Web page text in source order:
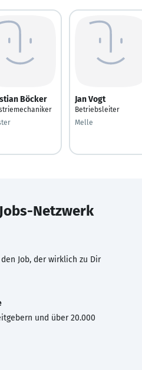
Böcker Jan Vogt
Betriebsleiter
Melle
Netzwerk
Job, der wirklich zu Dir
und über 20.000